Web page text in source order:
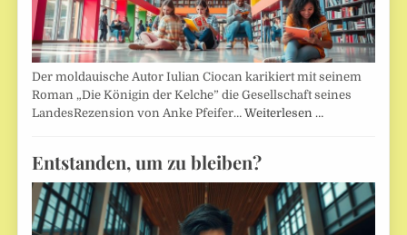
Der moldauische Autor Iulian Ciocan karikiert mit seinem
Roman „Die Königin der Kelche” die Gesellschaft seines
LandesRezension von Anke Pfeifer…Weiterlesen …
Entstanden, um zu bleiben?